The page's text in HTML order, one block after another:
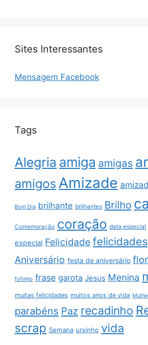
Sites Interessantes
Mensagem Facebook
Tags
Alegria amiga amigas
amigos Amizade
Bom Dia brilhante brilhantes Brilho
Comemoração coração data especial
especial Felicidade felicidades
Aniversário festa de aniversário flor
fofinho frase garota Jesus Menina
muitas felicidades muitos anos de vida
parabéns Paz recadinho
scrap Semana ursinho vida